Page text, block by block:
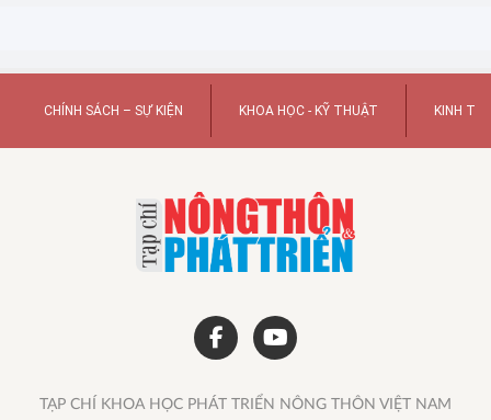
CHÍNH SÁCH – SỰ KIỆN KHOA HỌC - KỸ THUẬT KINH TẾ
TẠP CHÍ KHOA HỌC PHÁT TRIỂN NÔNG THÔN VIỆT NAM